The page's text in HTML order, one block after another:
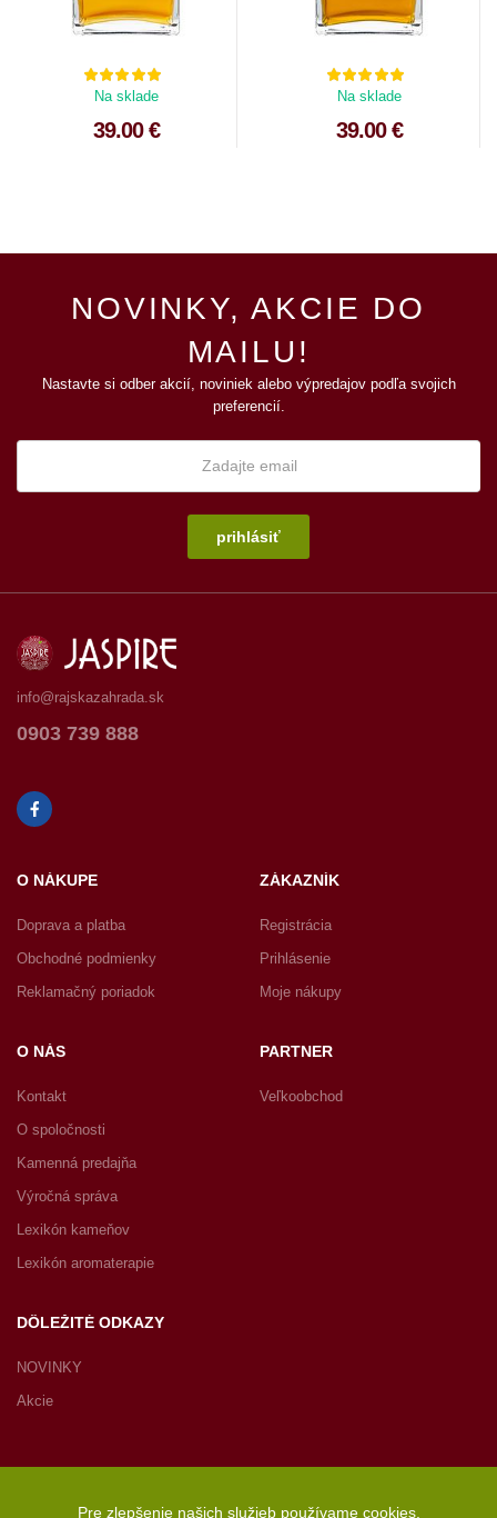
Na sklade
39.00 €
Na sklade
39.00 €
NOVINKY, AKCIE DO
MAILU!
Nastavte si odber akcií, noviniek alebo výpredajov podľa svojich
preferencií.
prihlásiť
info@rajskazahrada.sk
0903 739 888
O NÁKUPE
Doprava a platba
Obchodné podmienky
Reklamačný poriadok
ZÁKAZNÍK
Registrácia
Prihlásenie
Moje nákupy
O NÁS
Kontakt
O spoločnosti
Kamenná predajňa
Výročná správa
Lexikón kameňov
Lexikón aromaterapie
PARTNER
Veľkoobchod
DÔLEŽITÉ ODKAZY
NOVINKY
Akcie
Pre zlepšenie našich služieb používame cookies.